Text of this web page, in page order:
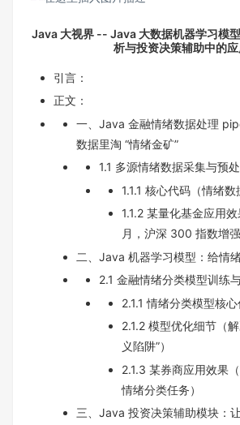
Java 大视界 -- Java 大数据机器学习模
析与投资决策辅助中的应
引言：
正文：
一、Java 金融情绪数据处理
数据里淘 “情绪金矿”
1.1 多源情绪数据采集与预
1.1.1 核心代码（情绪数
1.1.2 某量化基金应用
月，沪深 300 指数增强
二、Java 机器学习模型：给情
2.1 金融情绪分类模型训练
2.1.1 情绪分类模型核
2.1.2 模型优化细节（
义陷阱”）
2.1.3 某券商应用效果
情绪分类任务）
三、Java 投资决策辅助模块：